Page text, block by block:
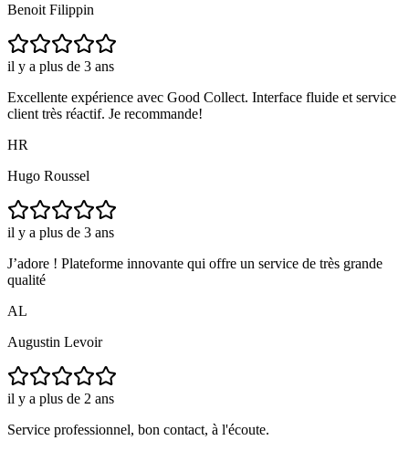
Benoit Filippin
il y a plus de 3 ans
Excellente expérience avec Good Collect. Interface fluide et service
client très réactif. Je recommande!
HR
Hugo Roussel
il y a plus de 3 ans
J’adore ! Plateforme innovante qui offre un service de très grande
qualité
AL
Augustin Levoir
il y a plus de 2 ans
Service professionnel, bon contact, à l'écoute.